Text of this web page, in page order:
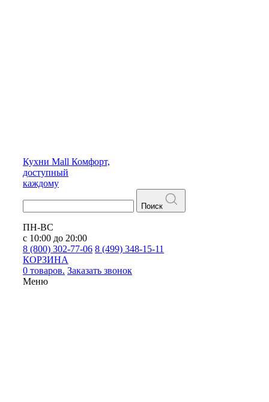
Кухни Mall Комфорт,
доступный
каждому
Поиск
ПН-ВС
с 10:00 до 20:00
8 (800) 302-77-06 8 (499) 348-15-11
КОРЗИНА
0 товаров. Заказать звонок
Меню